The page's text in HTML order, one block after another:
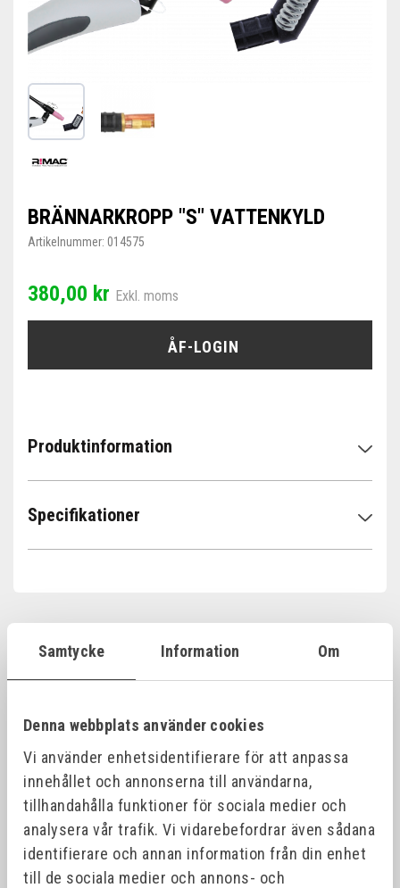
Samtycke Information Om
Denna webbplats använder cookies
Vi använder enhetsidentifierare för att anpassa
innehållet och annonserna till användarna,
tillhandahålla funktioner för sociala medier och
analysera vår trafik. Vi vidarebefordrar även sådana
identifierare och annan information från din enhet
till de sociala medier och annons- och
BRÄNNARKROPP "S" VATTENKYLD
Artikelnummer: 014575
380,00 kr Exkl. moms
ÅF-LOGIN
Produktinformation
Specifikationer
Relaterade produkter